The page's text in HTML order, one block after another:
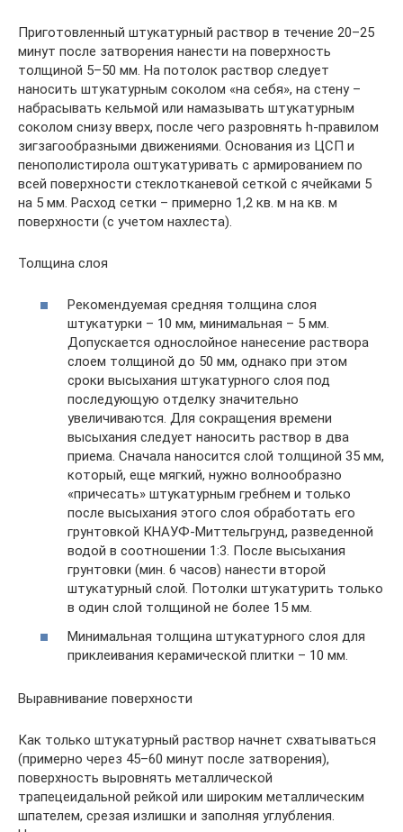
Приготовленный штукатурный раствор в течение 20–25
минут после затворения нанести на поверхность
толщиной 5–50 мм. На потолок раствор следует
наносить штукатурным соколом «на себя», на стену –
набрасывать кельмой или намазывать штукатурным
соколом снизу вверх, после чего разровнять h-правилом
зигзагообразными движениями. Основания из ЦСП и
пенополистирола оштукатуривать с армированием по
всей поверхности стеклотканевой сеткой с ячейками 5
на 5 мм. Расход сетки – примерно 1,2 кв. м на кв. м
поверхности (с учетом нахлеста).
Толщина слоя
Рекомендуемая средняя толщина слоя
штукатурки – 10 мм, минимальная – 5 мм.
Допускается однослойное нанесение раствора
слоем толщиной до 50 мм, однако при этом
сроки высыхания штукатурного слоя под
последующую отделку значительно
увеличиваются. Для сокращения времени
высыхания следует наносить раствор в два
приема. Сначала наносится слой толщиной 35 мм,
который, еще мягкий, нужно волнообразно
«причесать» штукатурным гребнем и только
после высыхания этого слоя обработать его
грунтовкой КНАУФ-Миттельгрунд, разведенной
водой в соотношении 1:3. После высыхания
грунтовки (мин. 6 часов) нанести второй
штукатурный слой. Потолки штукатурить только
в один слой толщиной не более 15 мм.
Минимальная толщина штукатурного слоя для
приклеивания керамической плитки – 10 мм.
Выравнивание поверхности
Как только штукатурный раствор начнет схватываться
(примерно через 45–60 минут после затворения),
поверхность выровнять металлической
трапецеидальной рейкой или широким металлическим
шпателем, срезая излишки и заполняя углубления.